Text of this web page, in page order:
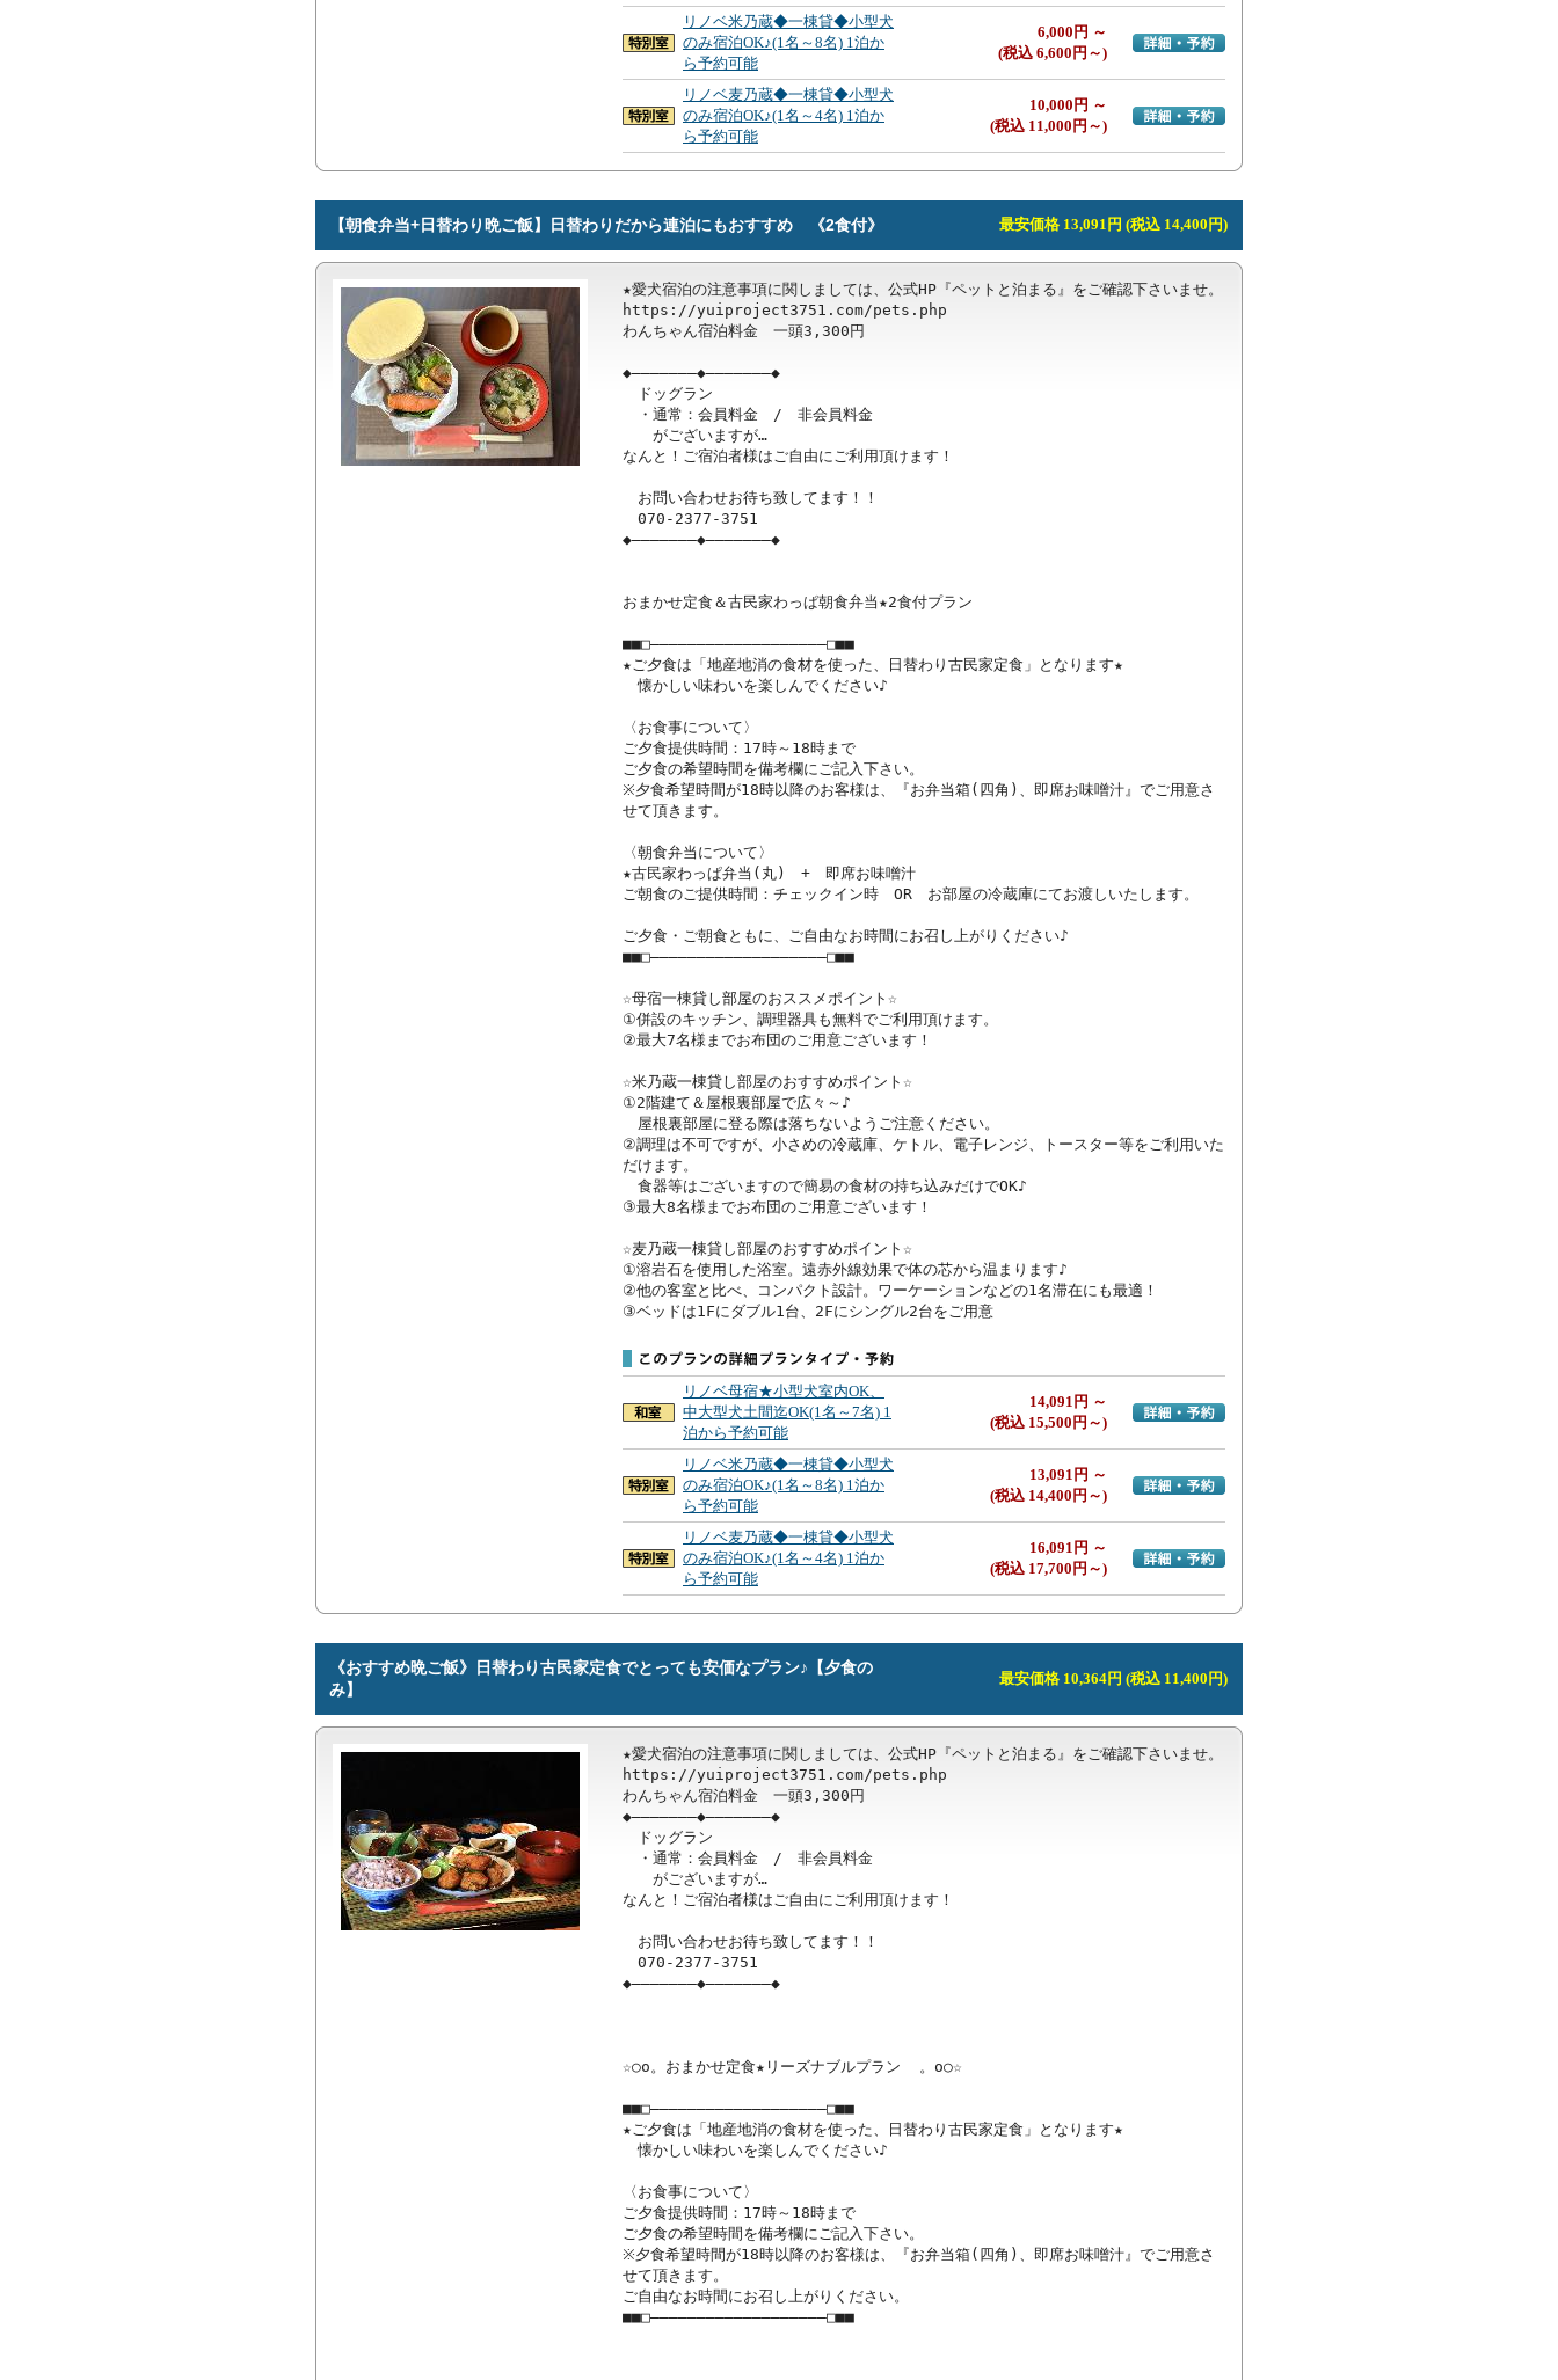
リノベ米乃蔵◆一棟貸◆小型犬
のみ宿泊OK♪(1名～8名) 1泊か
ら予約可能
6,000円 ～
(税込 6,600円～)
詳細・予約へ
リノベ麦乃蔵◆一棟貸◆小型犬
のみ宿泊OK♪(1名～4名) 1泊か
ら予約可能
10,000円 ～
(税込 11,000円～)
詳細・予約へ
【朝食弁当+日替わり晩ご飯】日替わりだから連泊にもおすすめ 《2食付》 最安価格 13,091円 (税込 14,400円)
★愛犬宿泊の注意事項に関しましては、公式HP『ペットと泊まる』をご確認下さいませ。
https://yuiproject3751.com/pets.php
わんちゃん宿泊料金　一頭3,300円
◆―――――――◆―――――――◆
ドッグラン
・通常：会員料金　/　非会員料金
がございますが…
なんと！ご宿泊者様はご自由にご利用頂けます！
お問い合わせお待ち致してます！！
070-2377-3751
◆―――――――◆―――――――◆
おまかせ定食＆古民家わっぱ朝食弁当★2食付プラン
■■□―――――――――――――――――――□■■
★ご夕食は「地産地消の食材を使った、日替わり古民家定食」となります★
懐かしい味わいを楽しんでください♪
〈お食事について〉
ご夕食提供時間：17時～18時まで
ご夕食の希望時間を備考欄にご記入下さい。
※夕食希望時間が18時以降のお客様は、『お弁当箱(四角)、即席お味噌汁』でご用意さ
せて頂きます。
〈朝食弁当について〉
★古民家わっぱ弁当(丸)　+　即席お味噌汁
ご朝食のご提供時間：チェックイン時　OR　お部屋の冷蔵庫にてお渡しいたします。
ご夕食・ご朝食ともに、ご自由なお時間にお召し上がりください♪
■■□―――――――――――――――――――□■■
☆母宿一棟貸し部屋のおススメポイント☆
①併設のキッチン、調理器具も無料でご利用頂けます。
②最大7名様までお布団のご用意ございます！
☆米乃蔵一棟貸し部屋のおすすめポイント☆
①2階建て＆屋根裏部屋で広々～♪
屋根裏部屋に登る際は落ちないようご注意ください。
②調理は不可ですが、小さめの冷蔵庫、ケトル、電子レンジ、トースター等をご利用いた
だけます。
食器等はございますので簡易の食材の持ち込みだけでOK♪
③最大8名様までお布団のご用意ございます！
☆麦乃蔵一棟貸し部屋のおすすめポイント☆
①溶岩石を使用した浴室。遠赤外線効果で体の芯から温まります♪
②他の客室と比べ、コンパクト設計。ワーケーションなどの1名滞在にも最適！
③ベッドは1Fにダブル1台、2Fにシングル2台をご用意
リノベ母宿★小型犬室内OK、
中大型犬土間迄OK(1名～7名) 1
泊から予約可能
14,091円 ～
(税込 15,500円～)
詳細・予約へ
リノベ米乃蔵◆一棟貸◆小型犬
のみ宿泊OK♪(1名～8名) 1泊か
ら予約可能
13,091円 ～
(税込 14,400円～)
詳細・予約へ
リノベ麦乃蔵◆一棟貸◆小型犬
のみ宿泊OK♪(1名～4名) 1泊か
ら予約可能
16,091円 ～
(税込 17,700円～)
詳細・予約へ
《おすすめ晩ご飯》日替わり古民家定食でとっても安価なプラン♪【夕食の
み】
最安価格 10,364円 (税込 11,400円)
★愛犬宿泊の注意事項に関しましては、公式HP『ペットと泊まる』をご確認下さいませ。
https://yuiproject3751.com/pets.php
わんちゃん宿泊料金　一頭3,300円
◆―――――――◆―――――――◆
ドッグラン
・通常：会員料金　/　非会員料金
がございますが…
なんと！ご宿泊者様はご自由にご利用頂けます！
お問い合わせお待ち致してます！！
070-2377-3751
◆―――――――◆―――――――◆
☆○o。おまかせ定食★リーズナブルプラン  。o○☆
■■□―――――――――――――――――――□■■
★ご夕食は「地産地消の食材を使った、日替わり古民家定食」となります★
懐かしい味わいを楽しんでください♪
〈お食事について〉
ご夕食提供時間：17時～18時まで
ご夕食の希望時間を備考欄にご記入下さい。
※夕食希望時間が18時以降のお客様は、『お弁当箱(四角)、即席お味噌汁』でご用意さ
せて頂きます。
ご自由なお時間にお召し上がりください。
■■□―――――――――――――――――――□■■